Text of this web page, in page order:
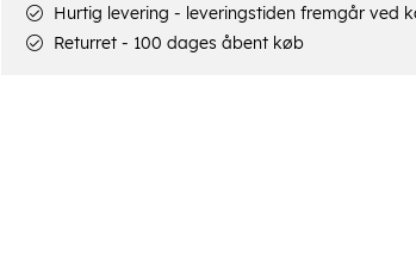
Hurtig levering - leveringstiden fremgår ved
Returret - 100 dages åbent køb